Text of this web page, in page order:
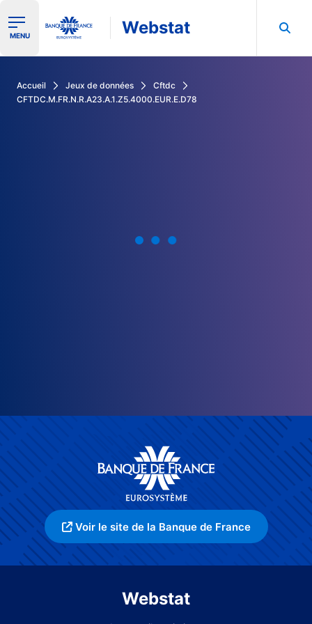
Ouvrir le menu de navigation
MENU Webstat
Accueil Jeux de données
Cftdc
CFTDC.M.FR.N.R.A23.A.1.Z5.4000.EUR.E.D78
Voir le site de la Banque de France
Webstat